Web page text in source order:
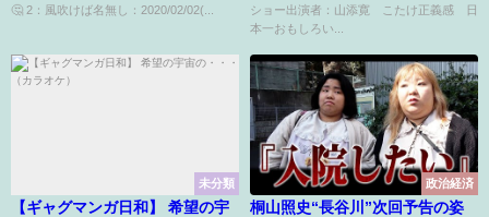
🤔 2：風吹けば名無し：2020/02/02(...
ショー出演者：山添寛 こたけ正義感 日
本一おもしろい...
未分類
【ギャグマンガ日和】 希望の宇
政治経済
桐山照史“長谷川”次回予告の姿